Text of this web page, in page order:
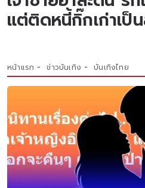
แต่ติดหนี้กิ๊กเก่าเป็
หน้าแรก ข่าวบันเทิง บันเทิงไทย